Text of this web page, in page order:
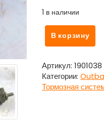
1 в наличии
Количество
товара
главный
тормозной
с
бачком
В корзину
Артикул: 1901038
Категории:
Тормозная